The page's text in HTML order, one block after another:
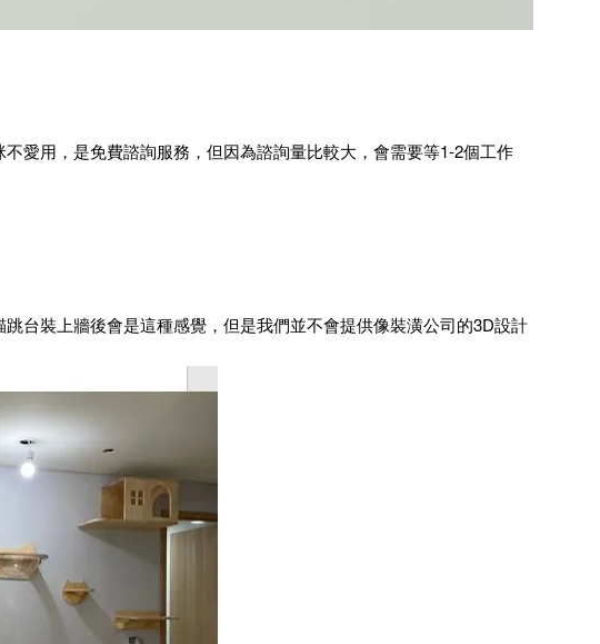
愛用，是免費諮詢服務，但因為諮詢量比較大，會需要等1-2個工作
台裝上牆後會是這種感覺，但是我們並不會提供像裝潢公司的3D設計